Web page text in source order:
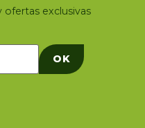
ofertas exclusivas
OK